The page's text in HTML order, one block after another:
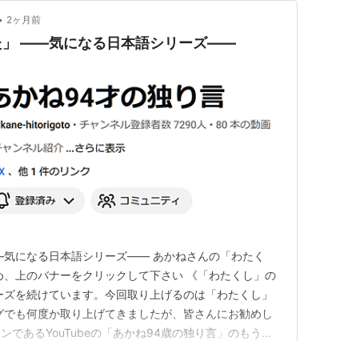
ト:アンジュルム
カー:
アップフロントワークス
11/11
2ヶ月前
」 ――気になる日本語シリーズ――
になる日本語シリーズ―― あかねさんの「わたく
上のバナーをクリックして下さい 《「わたくし」の
を続けています。今回取り上げるのは「わたくし」
も何度か取り上げてきましたが、皆さんにお勧めし
であるYouTubeの「あかね94歳の独り言」のもう一